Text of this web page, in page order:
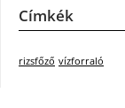
Címkék
rizsfőző vízforraló